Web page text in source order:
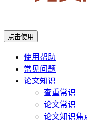
点击使用
使用帮助
常见问题
论文知识
查重常识
论文常识
论文知识焦